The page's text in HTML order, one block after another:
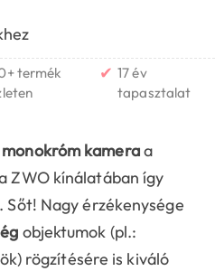
termék
✔ 17 év
tapasztalat
kameraa
ZWO kínálatában így
. Sőt! Nagy érzékenysége
objektumok (pl.:
rögzítésére is kiváló